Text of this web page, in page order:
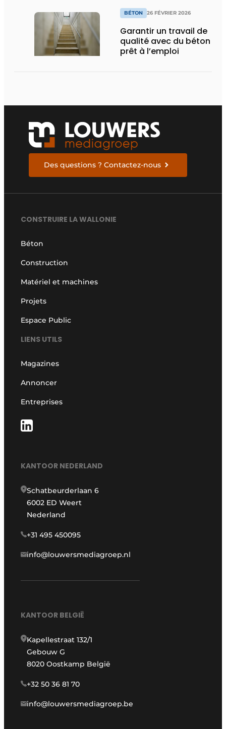
BÉTON 26 FÉVRIER 2026
Garantir un travail de
qualité avec du béton
prêt à l’emploi
Des questions ? Contactez-nous
CONSTRUIRE LA WALLONIE
Béton
Construction
Matériel et machines
Projets
Espace Public
LIENS UTILS
Magazines
Annoncer
Entreprises
KANTOOR NEDERLAND
Schatbeurderlaan 6
6002 ED Weert
Nederland
+31 495 450095
info@louwersmediagroep.nl
KANTOOR BELGIË
Kapellestraat 132/1
Gebouw G
8020 Oostkamp België
+32 50 36 81 70
info@louwersmediagroep.be